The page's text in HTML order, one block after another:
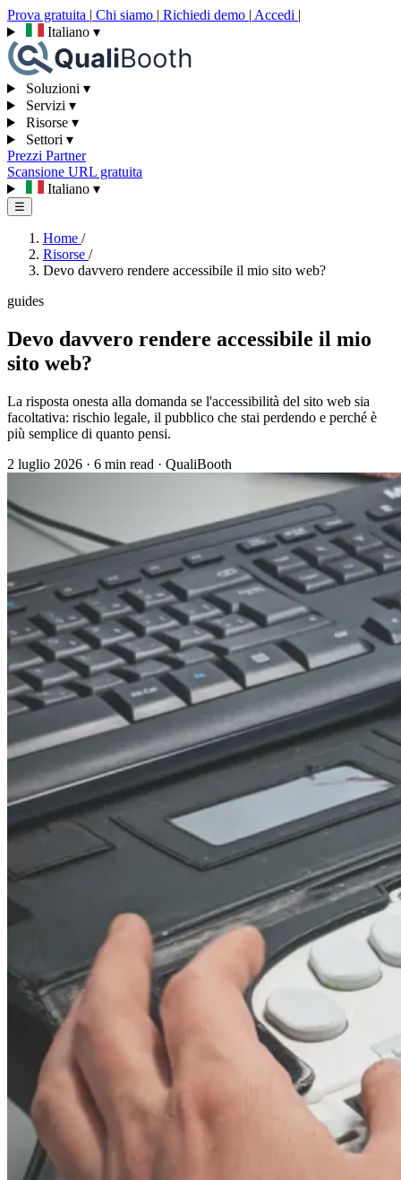
Prova gratuita | Chi siamo | Richiedi demo | Accedi |
Italiano ▾
Soluzioni ▾
Servizi ▾
Risorse ▾
Settori ▾
Prezzi Partner
Scansione URL gratuita
Italiano ▾
☰
Home /
Risorse /
Devo davvero rendere accessibile il mio sito web?
guides
Devo davvero rendere accessibile il mio
sito web?
La risposta onesta alla domanda se l'accessibilità del sito web sia
facoltativa: rischio legale, il pubblico che stai perdendo e perché è
più semplice di quanto pensi.
2 luglio 2026 · 6 min read · QualiBooth